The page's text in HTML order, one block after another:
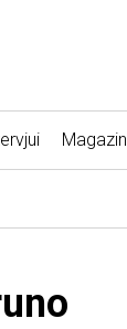
Magazin